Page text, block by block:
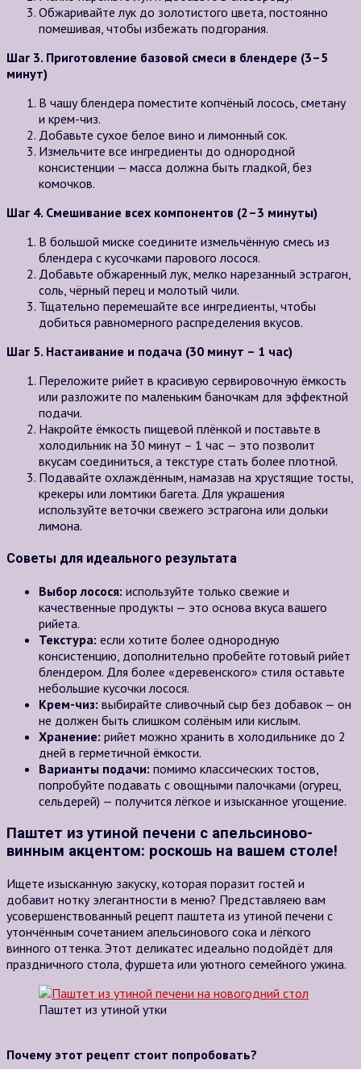
Обжаривайте лук до золотистого цвета, постоянно
помешивая, чтобы избежать подгорания.
Шаг 3. Приготовление базовой смеси в блендере (3–5
минут)
В чашу блендера поместите копчёный лосось, сметану
и крем-чиз.
Добавьте сухое белое вино и лимонный сок.
Измельчите все ингредиенты до однородной
консистенции — масса должна быть гладкой, без
комочков.
Шаг 4. Смешивание всех компонентов (2–3 минуты)
В большой миске соедините измельчённую смесь из
блендера с кусочками парового лосося.
Добавьте обжаренный лук, мелко нарезанный эстрагон,
соль, чёрный перец и молотый чили.
Тщательно перемешайте все ингредиенты, чтобы
добиться равномерного распределения вкусов.
Шаг 5. Настаивание и подача (30 минут – 1 час)
Переложите рийет в красивую сервировочную ёмкость
или разложите по маленьким баночкам для эффектной
подачи.
Накройте ёмкость пищевой плёнкой и поставьте в
холодильник на 30 минут – 1 час — это позволит
вкусам соединиться, а текстуре стать более плотной.
Подавайте охлаждённым, намазав на хрустящие тосты,
крекеры или ломтики багета. Для украшения
используйте веточки свежего эстрагона или дольки
лимона.
Советы для идеального результата
Выбор лосося: используйте только свежие и
качественные продукты — это основа вкуса вашего
рийета.
Текстура: если хотите более однородную
консистенцию, дополнительно пробейте готовый рийет
блендером. Для более «деревенского» стиля оставьте
небольшие кусочки лосося.
Крем-чиз: выбирайте сливочный сыр без добавок — он
не должен быть слишком солёным или кислым.
Хранение: рийет можно хранить в холодильнике до 2
дней в герметичной ёмкости.
Варианты подачи: помимо классических тостов,
попробуйте подавать с овощными палочками (огурец,
сельдерей) — получится лёгкое и изысканное угощение.
Паштет из утиной печени с апельсиново-
винным акцентом: роскошь на вашем столе!
Ищете изысканную закуску, которая поразит гостей и
добавит нотку элегантности в меню? Представляею вам
усовершенствованный рецепт паштета из утиной печени с
утончённым сочетанием апельсинового сока и лёгкого
винного оттенка. Этот деликатес идеально подойдёт для
праздничного стола, фуршета или уютного семейного ужина.
Паштет из утиной утки
Почему этот рецепт стоит попробовать?